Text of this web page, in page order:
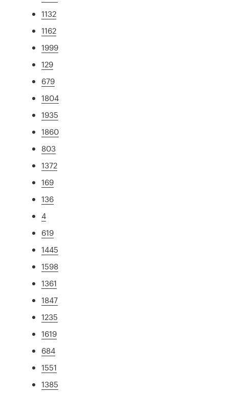
1132
1162
1999
129
679
1804
1935
1860
803
1372
169
136
4
619
1445
1598
1361
1847
1235
1619
684
1551
1385